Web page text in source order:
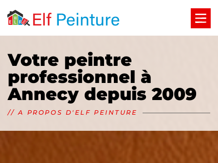
au
Votre peintre
professionnel à
Annecy depuis 2009
// A PROPOS D'ELF PEINTURE